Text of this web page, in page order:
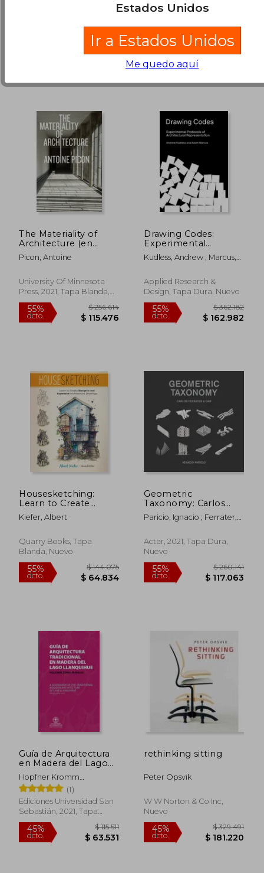
$ 419.123
$ 188.605
55%
dcto.
55% $ 261.569 55% $
Inglés)
The Materiality of
Architecture (en
Inglés)
Picon, Antoine
University Of Minnesota
Press, 2021, Tapa Blanda,
Nuevo
Drawing Codes:
Experimental
Protocols of
Architectural
Inglés)
Kudless, Andrew ; Marcus,
Applied Research &
Design, Tapa Dura, Nuevo
Housesketching:
Learn to Create
Energetic and
Expressive
Drawings (en Inglés)
Kiefer, Albert
Quarry Books, Tapa
Blanda, Nuevo
Geometric
Taxonomy: Carlos
Ferrater, Oab (en
Inglés)
Paricio, Ignacio ; Ferrater,
Actar, 2021, Tapa Dura,
Nuevo
Guía de Arquitectura
en Madera del Lago
Llanquihue
Hopfner Kromm
Heikejacobsen Collado
Tomásvodanovic
Undurraga Dragomoraga
Sariego Pablo
(1)
Ediciones Universidad San
Sebastián, 2021, Tapa
Blanda, Nuevo
rethinking sitting
Peter Opsvik
W W Norton & Co Inc,
Nuevo
Estados Unidos
Ir a Estados Unidos
Me quedo aquí